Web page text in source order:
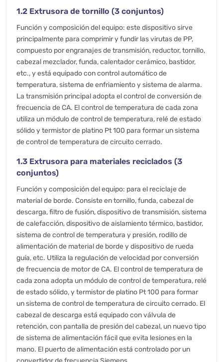
1.2 Extrusora de tornillo (3 conjuntos)
Función y composición del equipo: este dispositivo sirve
principalmente para comprimir y fundir las virutas de PP,
compuesto por engranajes de transmisión, reductor, tornillo,
cabezal mezclador, funda, calentador cerámico, bastidor,
etc., y está equipado con control automático de
temperatura, sistema de enfriamiento y sistema de alarma.
La transmisión principal adopta el control de conversión de
frecuencia de CA. El control de temperatura de cada zona
utiliza un módulo de control de temperatura, relé de estado
sólido y termistor de platino Pt 100 para formar un sistema
de control de temperatura de circuito cerrado.
1.3 Extrusora para materiales reciclados (3
conjuntos)
Función y composición del equipo: para el reciclaje de
material de borde. Consiste en tornillo, funda, cabezal de
descarga, filtro de fusión, dispositivo de transmisión, sistema
de calefacción, dispositivo de aislamiento térmico, bastidor,
sistema de control de temperatura y presión, rodillo de
alimentación de material de borde y dispositivo de rueda
guía, etc. Utiliza la regulación de velocidad por conversión
de frecuencia de motor de CA. El control de temperatura de
cada zona adopta un módulo de control de temperatura, relé
de estado sólido, y termistor de platino Pt 100 para formar
un sistema de control de temperatura de circuito cerrado. El
cabezal de descarga está equipado con válvula de
retención, con pantalla de presión del cabezal, un nuevo tipo
de sistema de alimentación fácil que evita lesiones en la
mano. El puerto de alimentación está controlado por un